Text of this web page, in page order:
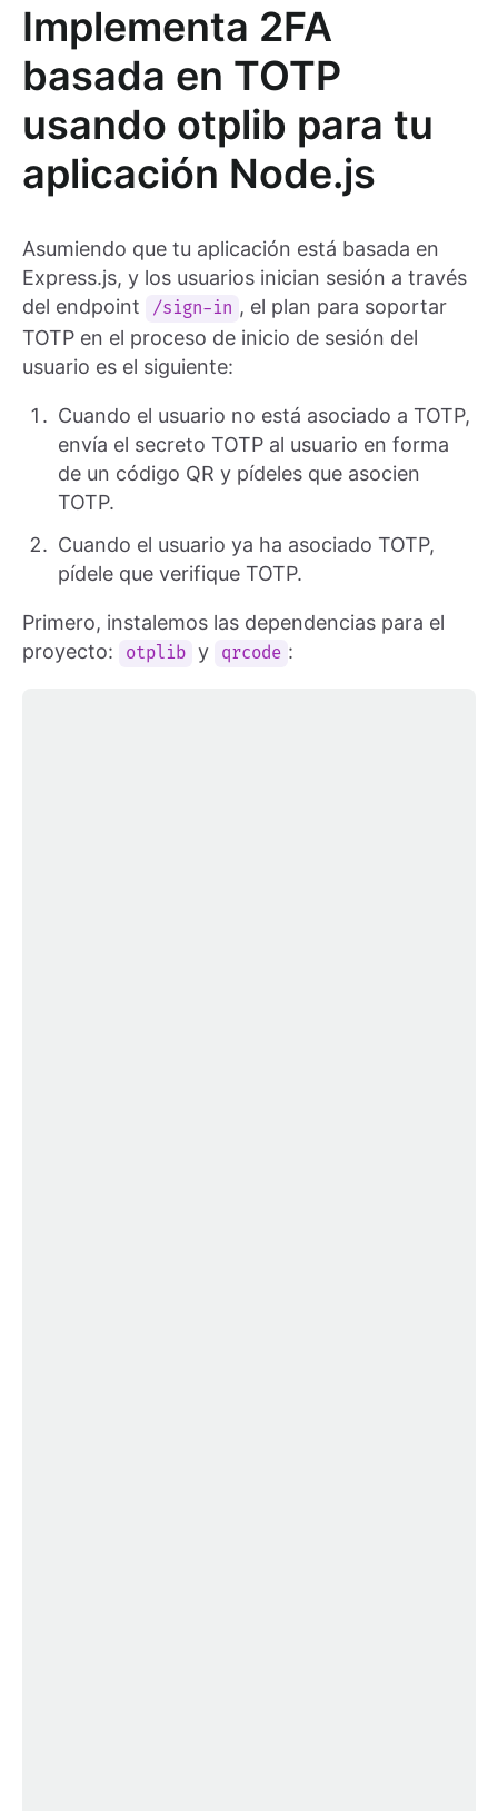
Implementa 2FA
basada en TOTP
usando otplib para tu
aplicación Node.js
Asumiendo que tu aplicación está basada en
Express.js, y los usuarios inician sesión a través
del endpoint
/sign-in , el plan para soportar
TOTP en el proceso de inicio de sesión del
usuario es el siguiente:
Cuando el usuario no está asociado a TOTP,
envía el secreto TOTP al usuario en forma
de un código QR y pídeles que asocien
TOTP.
Cuando el usuario ya ha asociado TOTP,
pídele que verifique TOTP.
Primero, instalemos las dependencias para el
proyecto:
otplib y qrcode :